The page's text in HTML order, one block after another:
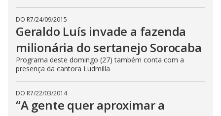
DO R7/24/09/2015
Geraldo Luís invade a fazenda
milionária do sertanejo Sorocaba
Programa deste domingo (27) também conta com a
presença da cantora Ludmilla
DO R7/22/03/2014
“A gente quer aproximar a